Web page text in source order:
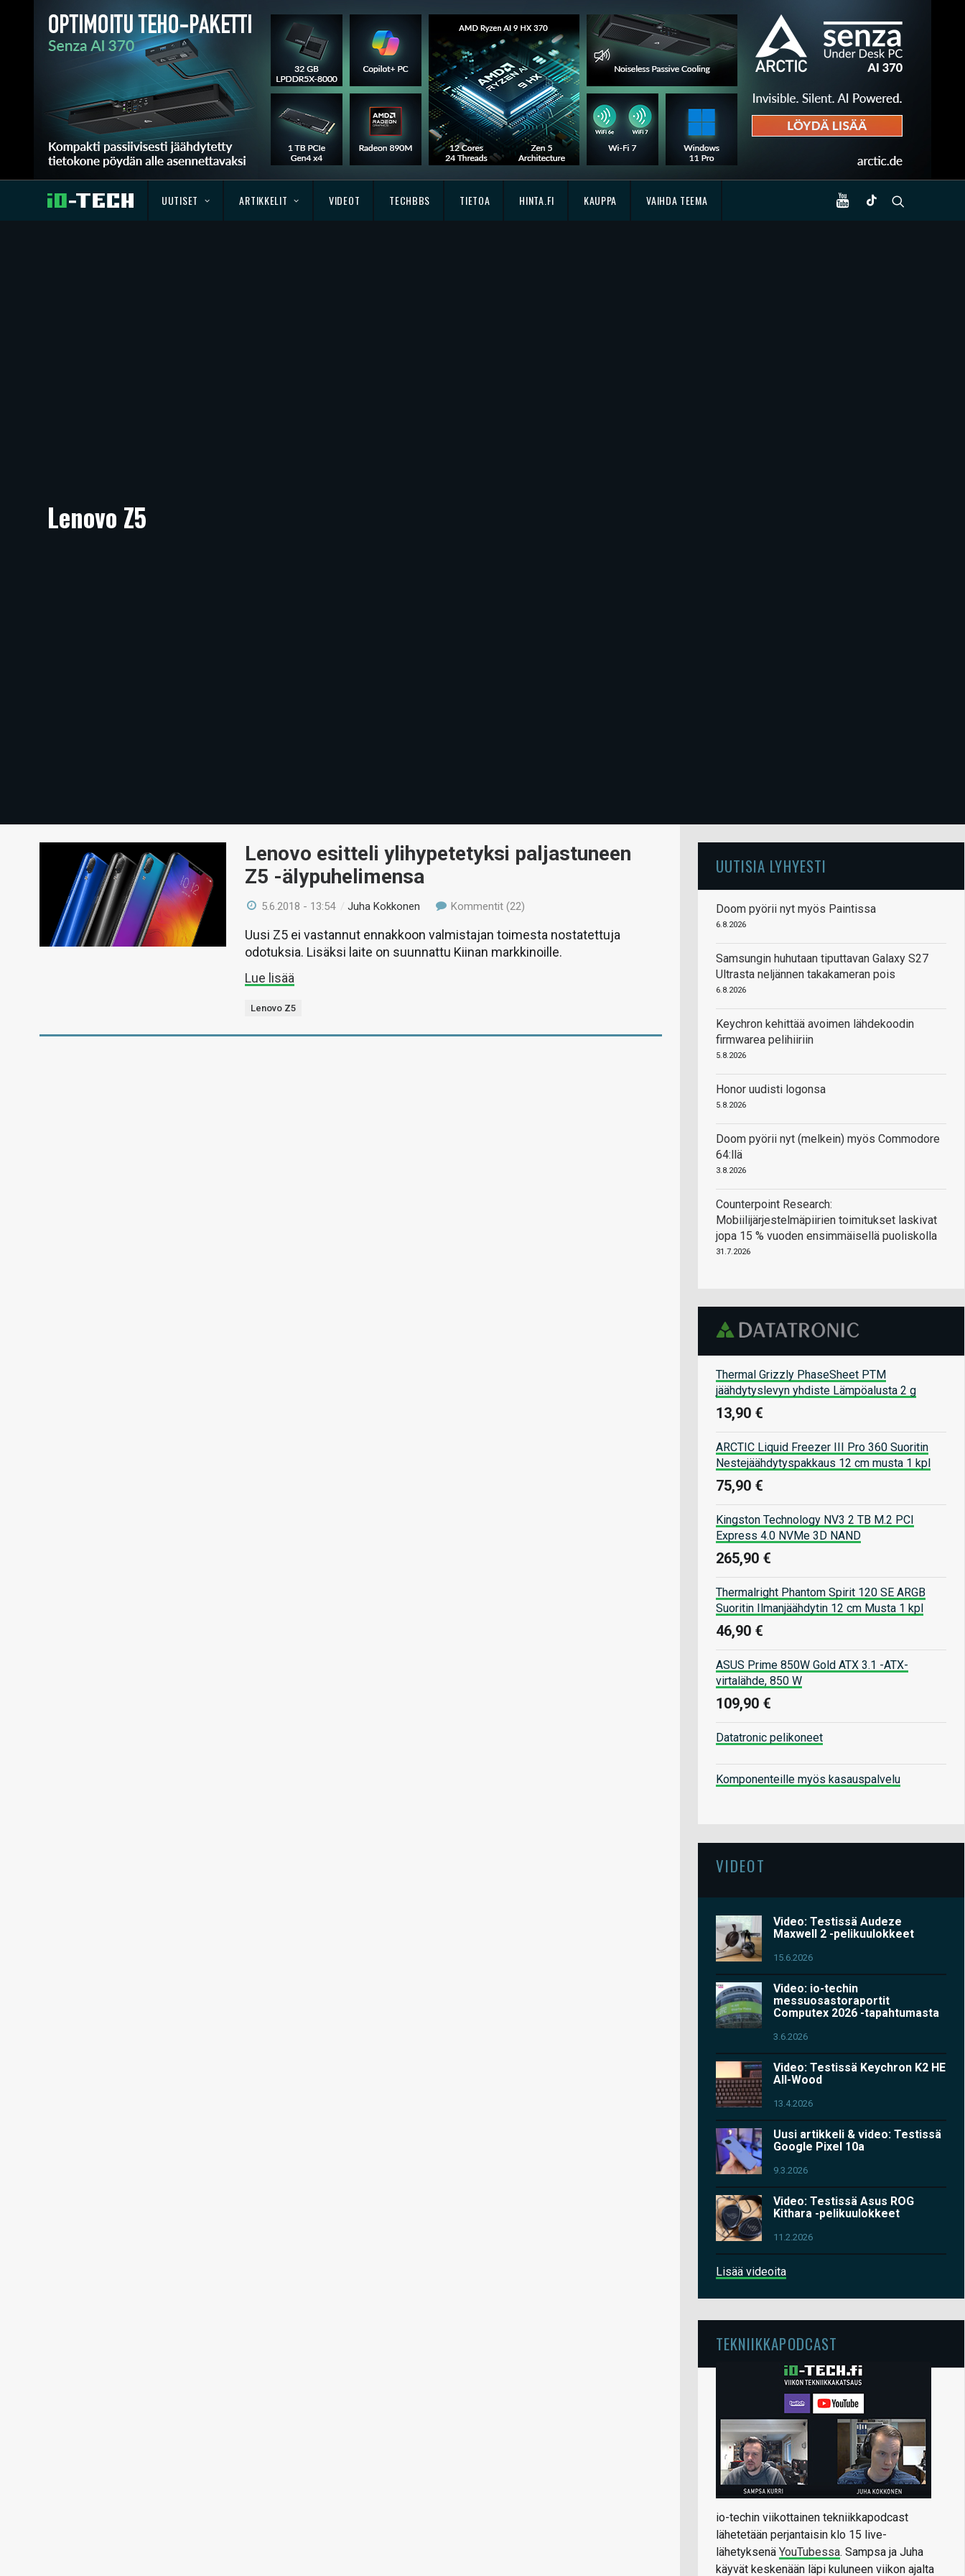
UUTISET ARTIKKELIT VIDEOT TECHBBS TIETOA HINTA.FI KAUPPA VAIHDA TEEMA
Lenovo Z5
Lenovo esitteli ylihypetetyksi paljastuneen
Z5 -älypuhelimensa
5.6.2018 - 13:54 /Juha Kokkonen Kommentit (22)
Uusi Z5 ei vastannut ennakkoon valmistajan toimesta nostatettuja
odotuksia. Lisäksi laite on suunnattu Kiinan markkinoille.
Lue lisää
Lenovo Z5
UUTISIA LYHYESTI
Doom pyörii nyt myös Paintissa
6.8.2026
Samsungin huhutaan tiputtavan Galaxy S27
Ultrasta neljännen takakameran pois
6.8.2026
Keychron kehittää avoimen lähdekoodin
firmwarea pelihiiriin
5.8.2026
Honor uudisti logonsa
5.8.2026
Doom pyörii nyt (melkein) myös Commodore
64:llä
3.8.2026
Counterpoint Research:
Mobiilijärjestelmäpiirien toimitukset laskivat
jopa 15 % vuoden ensimmäisellä puoliskolla
31.7.2026
Thermal Grizzly PhaseSheet PTM
jäähdytyslevyn yhdiste Lämpöalusta 2 g
13,90 €
ARCTIC Liquid Freezer III Pro 360 Suoritin
Nestejäähdytyspakkaus 12 cm musta 1 kpl
75,90 €
Kingston Technology NV3 2 TB M.2 PCI
Express 4.0 NVMe 3D NAND
265,90 €
Thermalright Phantom Spirit 120 SE ARGB
Suoritin Ilmanjäähdytin 12 cm Musta 1 kpl
46,90 €
ASUS Prime 850W Gold ATX 3.1 -ATX-
virtalähde, 850 W
109,90 €
Datatronic pelikoneet
Komponenteille myös kasauspalvelu
VIDEOT
Video: Testissä Audeze
Maxwell 2 -pelikuulokkeet
15.6.2026
Video: io-techin
messuosastoraportit
Computex 2026 -tapahtumasta
3.6.2026
Video: Testissä Keychron K2 HE
All-Wood
13.4.2026
Uusi artikkeli & video: Testissä
Google Pixel 10a
9.3.2026
Video: Testissä Asus ROG
Kithara -pelikuulokkeet
11.2.2026
Lisää videoita
TEKNIIKKAPODCAST
io-techin viikottainen tekniikkapodcast
lähetetään perjantaisin klo 15 live-
lähetyksenä YouTubessa. Sampsa ja Juha
käyvät keskenään läpi kuluneen viikon ajalta